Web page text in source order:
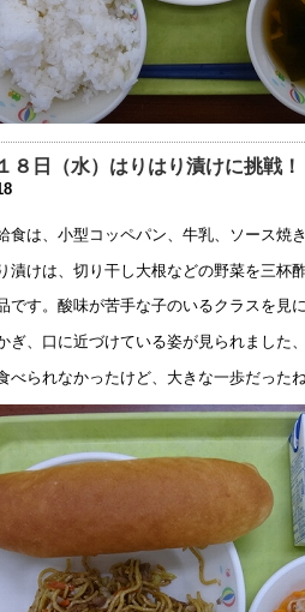
7日 18:31
年度使用教科用図書の採択理由
21日 08:25
工事について
19日 17:26
10日 17:38
年度学校見学会
9日 18:23
1日 18:22
公開研究会へのご参加ありがとう
27日 11:25
進路ガイダンスを開催しました
2日 08:58
進路ガイダンスを実施しました
1日 17:37
８日（水）はりはり漬けに挑戦！
食は、小型コッペパン、牛乳、ソース焼
漬けは、切り干し大根などの野菜を三杯
です。酸味が苦手な子のいるクラスを見
ぎ、口に近づけている姿が見られました、
べられなかったけど、大きな一歩だったね